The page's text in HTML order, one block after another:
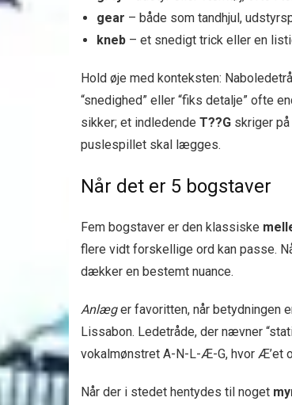
gear – både som tandhjul,
kneb – et snedigt trick eller en
Hold øje med konteksten:
“snedighed” eller “fiks detalje” ofte
sikker; et indledende T??G skriger på
puslespillet skal lægges.
Når det er 5 bogstaver
Fem bogstaver er den klassiske
flere vidt forskellige ord kan passe.
dækker en bestemt nuance.
Anlæger favoritten, når betydningen
Lissabon. Ledetråde, der nævner
vokalmønstret A-N-L-Æ-G, hvor Æ’et
Når der i stedet hentydes til noget